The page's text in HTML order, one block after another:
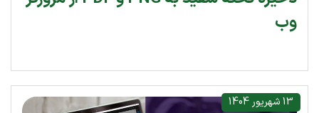
وب
13 شهریور 1404